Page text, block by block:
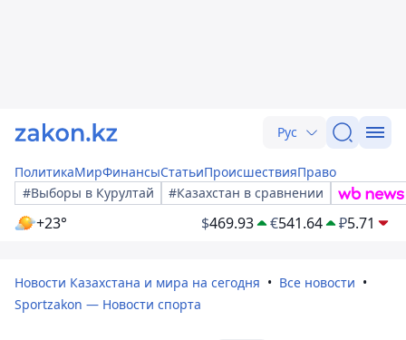
Рус
ПолитикаМирФинансыСтатьиПроисшествияПраво
#Выборы в Курултай
#Казахстан в сравнении
+23° $469.93 €541.64 ₽5.71
Новости Казахстана и мира на сегодня
Все новости
Sportzakon — Новости спорта